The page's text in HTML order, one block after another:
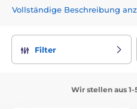
bieten sie in verschiedenen
Farbkombinationen mit
Vollständige Beschreibung
Filter
Wir stellen aus